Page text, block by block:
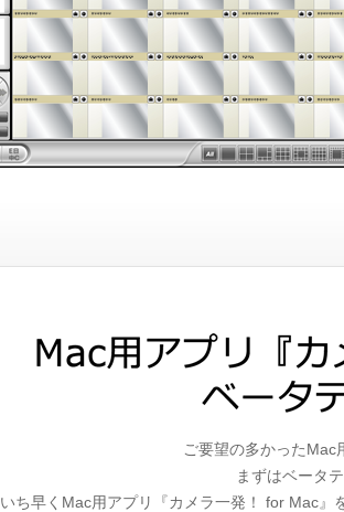
ご要望の多かったMac
まずはベータ
いち早くMac用アプリ『カメラ一発！ for Mac』